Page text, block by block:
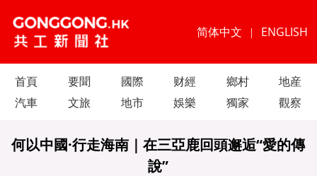
简体中文 | ENGLISH
首頁 要聞 國際 财經 鄉村
地産
汽車
文旅 地市 娛樂 獨家 觀察
何以中國·行走海南｜在三亞鹿回頭邂逅“愛的傳
說”